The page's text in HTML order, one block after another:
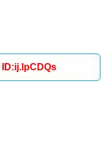
ID:ij.lpCDQs